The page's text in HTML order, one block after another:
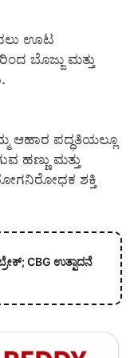
ಊಟ
ಬೊಜ್ಜು ಮತ್ತು
ಆಹಾರ ಪದ್ಧತಿಯಲ್ಲೂ
ಹಣ್ಣು ಮತ್ತು
ಶಕ್ತಿ
CBG ಉತ್ಪಾದನೆ